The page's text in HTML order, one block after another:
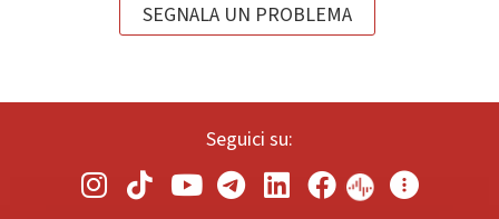
SEGNALA UN PROBLEMA
Seguici su: